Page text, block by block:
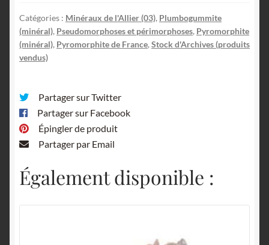
Catégories : Minéraux de l'Allier (03), Plumbogummite
(minéral), Pseudomorphoses et périmorphoses, Pyromorphite
(minéral), Pyromorphite de France, Stock d'Archives (produits
vendus)
Partager sur Twitter
Partager sur Facebook
Épingler de produit
Partager par Email
Également disponible :